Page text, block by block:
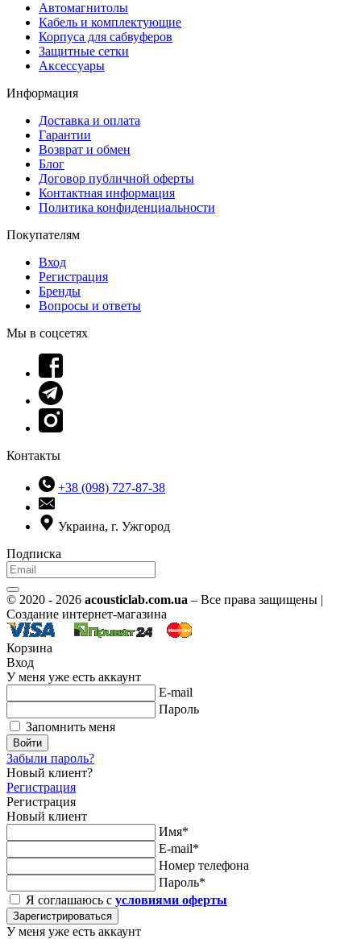
Автомагнитолы
Кабель и комплектующие
Корпуса для сабвуферов
Защитные сетки
Аксессуары
Информация
Доставка и оплата
Гарантии
Возврат и обмен
Блог
Договор публичной оферты
Контактная информация
Политика конфиденциальности
Покупателям
Вход
Регистрация
Бренды
Вопросы и ответы
Мы в соцсетях
Контакты
+38 (098) 727-87-38
Украина, г. Ужгород
Подписка
© 2020 - 2026 acousticlab.com.ua – Все права защищены |
Создание интернет-магазина
Корзина
Вход
У меня уже есть аккаунт
E-mail
Пароль
Запомнить меня
Войти
Забыли пароль?
Новый клиент?
Регистрация
Регистрация
Новый клиент
Имя*
E-mail*
Номер телефона
Пароль*
Я соглашаюсь с условиями оферты
Зарегистрироваться
У меня уже есть аккаунт